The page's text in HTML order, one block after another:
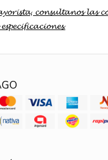
𝓬𝓸𝓷𝓼𝓾𝓵𝓽𝓪𝓷𝓸𝓼 𝓵𝓪𝓼